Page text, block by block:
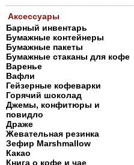
Аксессуары
Барный инвентарь
Бумажные контейнеры
Бумажные пакеты
Бумажные стаканы для кофе
Варенье
Вафли
Гейзерные кофеварки
Горячий шоколад
Джемы, конфитюры и
повидло
Драже
Жевательная резинка
Зефир Marshmallow
Какао
Книга о кофе и чае